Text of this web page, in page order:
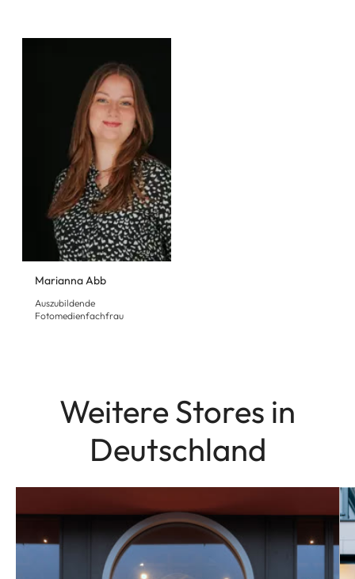
Marianna Abb
Auszubildende
Fotomedienfachfrau
Weitere Stores in
Deutschland